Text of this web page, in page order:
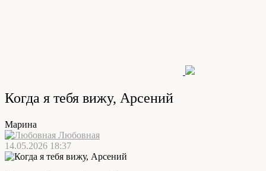
Когда я тебя вижу, Арсений
Марина
Любовная
14.05.2026 18:37